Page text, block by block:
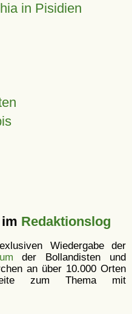
in Pisidien
Redaktionslog
Wiedergabe der
der Bollandisten und
an über 10.000 Orten
zum Thema mit